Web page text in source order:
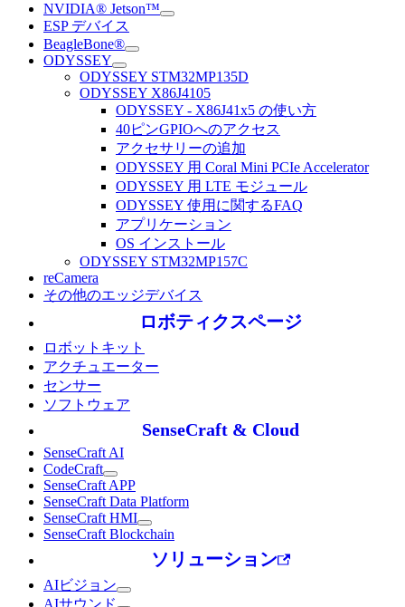
NVIDIA® Jetson™
ESP デバイス
BeagleBone®
ODYSSEY
ODYSSEY STM32MP135D
ODYSSEY X86J4105
ODYSSEY - X86J41x5 の使い方
40ピンGPIOへのアクセス
アクセサリーの追加
ODYSSEY 用 Coral Mini PCIe Accelerator
ODYSSEY 用 LTE モジュール
ODYSSEY 使用に関するFAQ
アプリケーション
OS インストール
ODYSSEY STM32MP157C
reCamera
その他のエッジデバイス
ロボティクスページ
ロボットキット
アクチュエーター
センサー
ソフトウェア
SenseCraft & Cloud
SenseCraft AI
CodeCraft
SenseCraft APP
SenseCraft Data Platform
SenseCraft HMI
SenseCraft Blockchain
ソリューション
AIビジョン